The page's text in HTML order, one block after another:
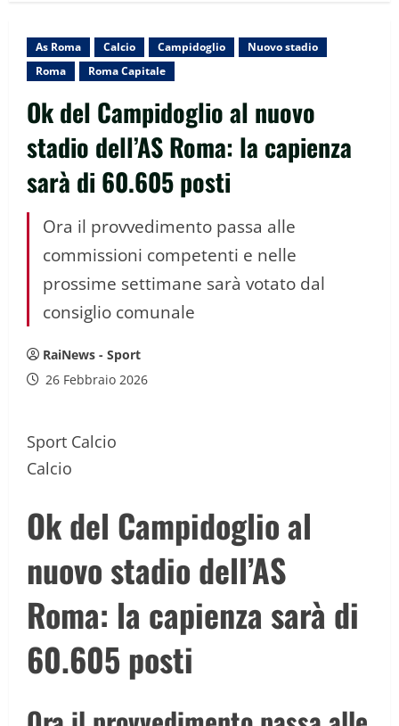
As Roma Calcio Campidoglio
Nuovo stadio
Roma
Roma Capitale
Ok del Campidoglio al nuovo
stadio dell’AS Roma: la capienza
sarà di 60.605 posti
Ora il provvedimento passa alle
commissioni competenti e nelle
prossime settimane sarà votato dal
consiglio comunale
RaiNews - Sport
26 Febbraio 2026
Sport Calcio
Calcio
Ok del Campidoglio al
nuovo stadio dell’AS
Roma: la capienza sarà di
60.605 posti